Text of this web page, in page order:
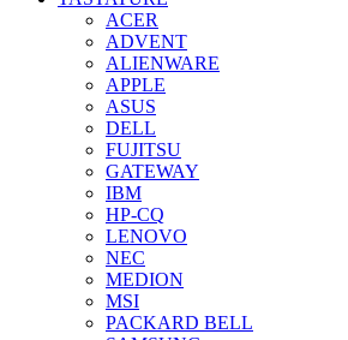
ACER
ADVENT
ALIENWARE
APPLE
ASUS
DELL
FUJITSU
GATEWAY
IBM
HP-CQ
LENOVO
NEC
MEDION
MSI
PACKARD BELL